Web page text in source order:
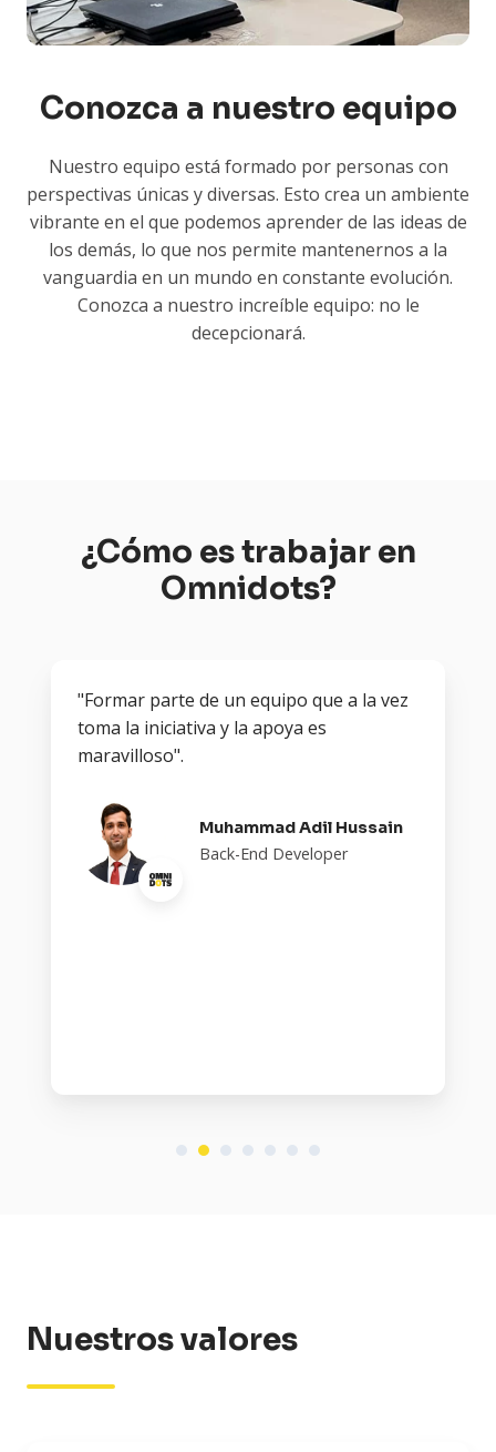
Conozca a nuestro equipo
Nuestro equipo está formado por personas con
perspectivas únicas y diversas. Esto crea un ambiente
vibrante en el que podemos aprender de las ideas de
los demás, lo que nos permite mantenernos a la
vanguardia en un mundo en constante evolución.
Conozca a nuestro increíble equipo: no le
decepcionará.
¿Cómo es trabajar en
Omnidots?
"Formar parte de un equipo que a la vez
toma la iniciativa y la apoya es
maravilloso".
Muhammad Adil Hussain
Back-End Developer
Nuestros valores